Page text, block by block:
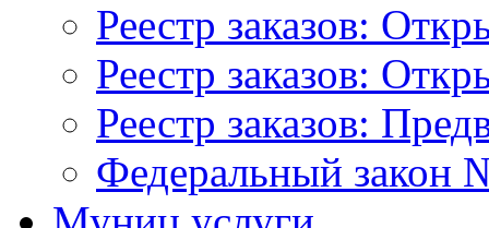
Реестр заказов:
Реестр заказов:
Реестр заказов:
Федеральный закон